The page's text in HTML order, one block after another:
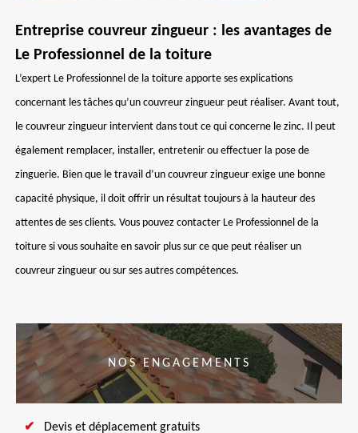
Entreprise couvreur zingueur : les avantages de
Le Professionnel de la toiture
L’expert Le Professionnel de la toiture apporte ses explications
concernant les tâches qu’un couvreur zingueur peut réaliser. Avant tout,
le couvreur zingueur intervient dans tout ce qui concerne le zinc. Il peut
également remplacer, installer, entretenir ou effectuer la pose de
zinguerie. Bien que le travail d’un couvreur zingueur exige une bonne
capacité physique, il doit offrir un résultat toujours à la hauteur des
attentes de ses clients. Vous pouvez contacter Le Professionnel de la
toiture si vous souhaite en savoir plus sur ce que peut réaliser un
couvreur zingueur ou sur ses autres compétences.
NOS ENGAGEMENTS
Devis et déplacement gratuits